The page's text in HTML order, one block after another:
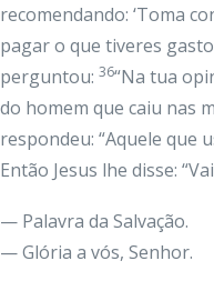
recomendando: ‘Toma
pagar o que tiveres gasto
perguntou: 36“Na tua
do homem que caiu nas
respondeu: “Aquele que
Então Jesus lhe disse:
— Palavra da Salvação.
— Glória a vós, Senhor.